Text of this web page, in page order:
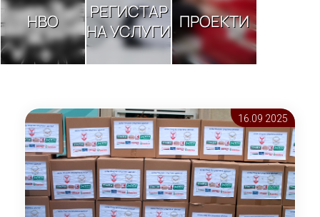
НВО
РЕГИСТАР
НА УСЛУГИ ПРОЕКТИ
16.09 2025